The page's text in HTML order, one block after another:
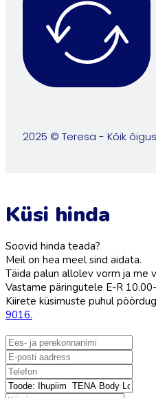
2025 © Teresa - Kõik
Küsi hinda
Soovid hinda teada?
Meil on hea meel sind aidata.
Täida palun allolev vorm ja me
Vastame päringutele E-R
Kiirete küsimuste puhul
9016.